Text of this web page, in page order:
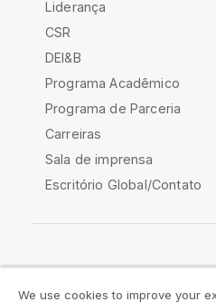
Liderança
CSR
DEI&B
Programa Acadêmico
Programa de Parceria
Carreiras
Sala de imprensa
Escritório Global/Contato
We use cookies to improve your